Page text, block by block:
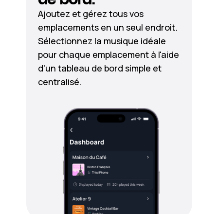
Ajoutez et gérez tous vos
emplacements en un seul endroit.
Sélectionnez la musique idéale
pour chaque emplacement à l'aide
d'un tableau de bord simple et
centralisé.